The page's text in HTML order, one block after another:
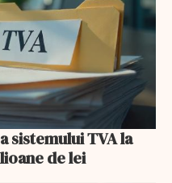
sistemului TVA la
de lei